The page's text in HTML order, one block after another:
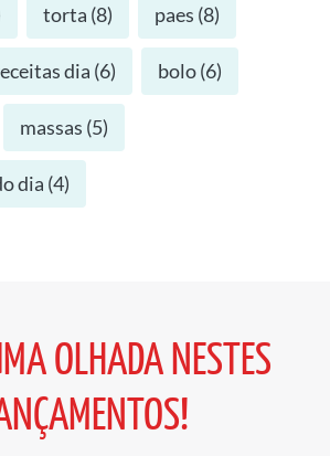
torta (8) paes (8)
dia (6) bolo(6)
massas (5)
dia (4)
OLHADA NESTES